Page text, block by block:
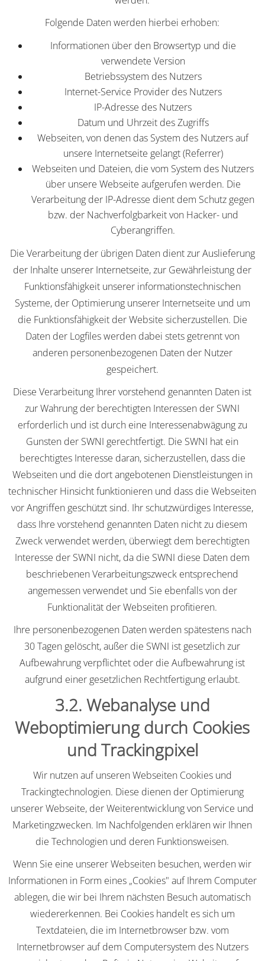
Folgende Daten werden hierbei erhoben:
Informationen über den Browsertyp und die
verwendete Version
Betriebssystem des Nutzers
Internet-Service Provider des Nutzers
IP-Adresse des Nutzers
Datum und Uhrzeit des Zugriffs
Webseiten, von denen das System des Nutzers auf
unsere Internetseite gelangt (Referrer)
Webseiten und Dateien, die vom System des Nutzers
über unsere Webseite aufgerufen werden. Die
Verarbeitung der IP-Adresse dient dem Schutz gegen
bzw. der Nachverfolgbarkeit von Hacker- und
Cyberangriffen.
Die Verarbeitung der übrigen Daten dient zur Auslieferung
der Inhalte unserer Internetseite, zur Gewährleistung der
Funktionsfähigkeit unserer informationstechnischen
Systeme, der Optimierung unserer Internetseite und um
die Funktionsfähigkeit der Website sicherzustellen. Die
Daten der Logfiles werden dabei stets getrennt von
anderen personenbezogenen Daten der Nutzer
gespeichert.
Diese Verarbeitung Ihrer vorstehend genannten Daten ist
zur Wahrung der berechtigten Interessen der SWNI
erforderlich und ist durch eine Interessenabwägung zu
Gunsten der SWNI gerechtfertigt. Die SWNI hat ein
berechtigtes Interesse daran, sicherzustellen, dass die
Webseiten und die dort angebotenen Dienstleistungen in
technischer Hinsicht funktionieren und dass die Webseiten
vor Angriffen geschützt sind. Ihr schutzwürdiges Interesse,
dass Ihre vorstehend genannten Daten nicht zu diesem
Zweck verwendet werden, überwiegt dem berechtigten
Interesse der SWNI nicht, da die SWNI diese Daten dem
beschriebenen Verarbeitungszweck entsprechend
angemessen verwendet und Sie ebenfalls von der
Funktionalität der Webseiten profitieren.
Ihre personenbezogenen Daten werden spätestens nach
30 Tagen gelöscht, außer die SWNI ist gesetzlich zur
Aufbewahrung verpflichtet oder die Aufbewahrung ist
aufgrund einer gesetzlichen Rechtfertigung erlaubt.
3.2. Webanalyse und
Weboptimierung durch Cookies
und Trackingpixel
Wir nutzen auf unseren Webseiten Cookies und
Trackingtechnologien. Diese dienen der Optimierung
unserer Webseite, der Weiterentwicklung von Service und
Marketingzwecken. Im Nachfolgenden erklären wir Ihnen
die Technologien und deren Funktionsweisen.
Wenn Sie eine unserer Webseiten besuchen, werden wir
Informationen in Form eines „Cookies" auf Ihrem Computer
ablegen, die wir bei Ihrem nächsten Besuch automatisch
wiedererkennen. Bei Cookies handelt es sich um
Textdateien, die im Internetbrowser bzw. vom
Internetbrowser auf dem Computersystem des Nutzers